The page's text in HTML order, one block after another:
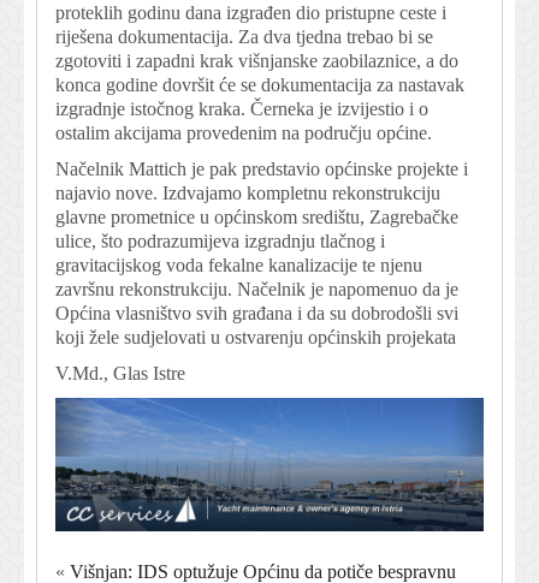
proteklih godinu dana izgrađen dio pristupne ceste i
riješena dokumentacija. Za dva tjedna trebao bi se
zgotoviti i zapadni krak višnjanske zaobilaznice, a do
konca godine dovršit će se dokumentacija za nastavak
izgradnje istočnog kraka. Černeka je izvijestio i o
ostalim akcijama provedenim na području općine.
Načelnik Mattich je pak predstavio općinske projekte i
najavio nove. Izdvajamo kompletnu rekonstrukciju
glavne prometnice u općinskom središtu, Zagrebačke
ulice, što podrazumijeva izgradnju tlačnog i
gravitacijskog voda fekalne kanalizacije te njenu
završnu rekonstrukciju. Načelnik je napomenuo da je
Općina vlasništvo svih građana i da su dobrodošli svi
koji žele sudjelovati u ostvarenju općinskih projekata
V.Md., Glas Istre
« Višnjan: IDS optužuje Općinu da potiče bespravnu